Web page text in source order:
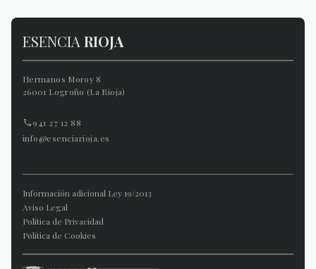
ESENCIA RIOJA
Hermanos Moroy 8
26001 Logroño (La Rioja)
941 27 12 88
info@esenciarioja.es
Información adicional Ley 19/2013
Aviso Legal
Política de Privacidad
Política de Cookies